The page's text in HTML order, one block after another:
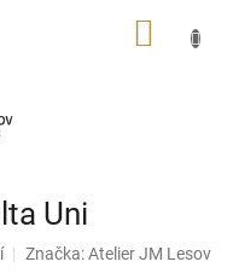
Uni
Značka:Atelier JM Lesov